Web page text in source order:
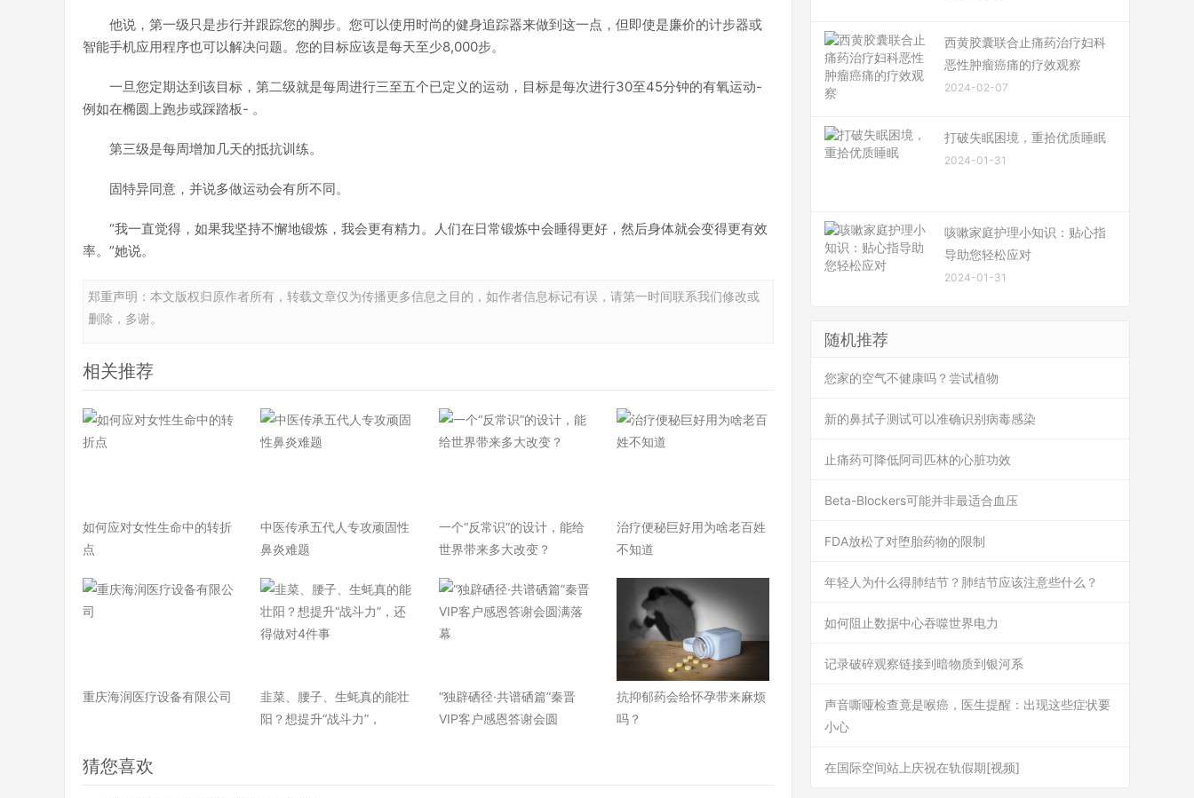
他说，第一级只是步行并跟踪您的脚步。您可以使用时尚的健身追踪器来做到这一点，但即使是廉价的计步器或
智能手机应用程序也可以解决问题。您的目标应该是每天至少8,000步。
一旦您定期达到该目标，第二级就是每周进行三至五个已定义的运动，目标是每次进行30至45分钟的有氧运动-
例如在椭圆上跑步或踩踏板- 。
第三级是每周增加几天的抵抗训练。
固特异同意，并说多做运动会有所不同。
“我一直觉得，如果我坚持不懈地锻炼，我会更有精力。人们在日常锻炼中会睡得更好，然后身体就会变得更有效
率。”她说。
郑重声明：本文版权归原作者所有，转载文章仅为传播更多信息之目的，如作者信息标记有误，请第一时间联系我们修改或
删除，多谢。
相关推荐
如何应对女性生命中的转折
点
中医传承五代人专攻顽固性
鼻炎难题
一个“反常识”的设计，能给
世界带来多大改变？
治疗便秘巨好用为啥老百姓
不知道
重庆海润医疗设备有限公司
韭菜、腰子、生蚝真的能壮
阳？想提升“战斗力”，
“独辟硒径·共谱硒篇”秦晋
VIP客户感恩答谢会圆
抗抑郁药会给怀孕带来麻烦
吗？
猜您喜欢
西黄胶囊联合止痛药治疗妇科
恶性肿瘤癌痛的疗效观察
2024-02-07
打破失眠困境，重拾优质睡眠
2024-01-31
咳嗽家庭护理小知识：贴心指
导助您轻松应对
2024-01-31
随机推荐
您家的空气不健康吗？尝试植物
新的鼻拭子测试可以准确识别病毒感染
止痛药可降低阿司匹林的心脏功效
Beta-Blockers可能并非最适合血压
FDA放松了对堕胎药物的限制
年轻人为什么得肺结节？肺结节应该注意些什么？
如何阻止数据中心吞噬世界电力
记录破碎观察链接到暗物质到银河系
声音嘶哑检查竟是喉癌，医生提醒：出现这些症状要
小心
在国际空间站上庆祝在轨假期[视频]